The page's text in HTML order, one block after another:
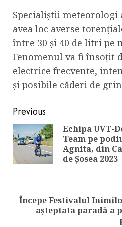
Specialiștii meteorologi
avea loc averse
între 30 și 40 de litri pe
Fenomenul va fi însoțit
electrice frecvente,
și posibile căderi de
Continue
Reading
Previous
Echipa UVT-
Team pe
Agnita, din
de Șosea 2023
Next
Începe Festivalul
așteptata paradă a